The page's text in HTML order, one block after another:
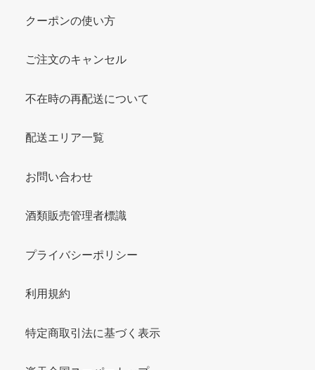
クーポンの使い方
ご注文のキャンセル
不在時の再配送について
配送エリア一覧
お問い合わせ
酒類販売管理者標識
プライバシーポリシー
利用規約
特定商取引法に基づく表示